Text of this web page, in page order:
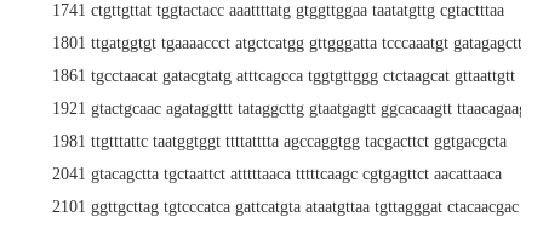
1741 ctgttgttat tggtactacc aaattttatg gtggttggaa taatatgttg cgtactttaa
1801 ttgatggtgt tgaaaaccct atgctcatgg gttgggatta tcccaaatgt gatagagctt
1861 tgcctaacat gatacgtatg atttcagcca tggtgttggg ctctaagcat gttaattgtt
1921 gtactgcaac agataggttt tataggcttg gtaatgagtt ggcacaagtt ttaacagaag
1981 ttgtttattc taatggtggt ttttatttta agccaggtgg tacgacttct ggtgacgcta
2041 gtacagctta tgctaattct atttttaaca tttttcaagc cgtgagttct aacattaaca
2101 ggttgcttag tgtcccatca gattcatgta ataatgttaa tgttagggat ctacaacgac